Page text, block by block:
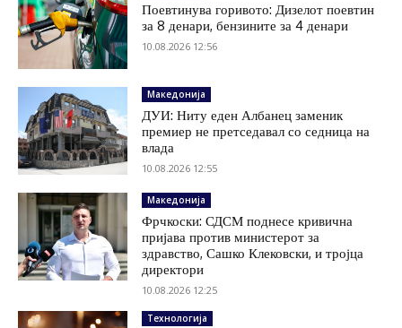
Поевтинува горивото: Дизелот поевтин
за 8 денари, бензините за 4 денари
10.08.2026 12:56
Македонија
ДУИ: Ниту еден Албанец заменик
премиер не претседавал со седница на
влада
10.08.2026 12:55
Македонија
Фрчкоски: СДСМ поднесе кривична
пријава против министерот за
здравство, Сашко Клековски, и тројца
директори
10.08.2026 12:25
Технологија